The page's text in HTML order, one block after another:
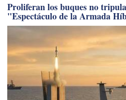
Proliferan los buques no
"Espectáculo de la Armada